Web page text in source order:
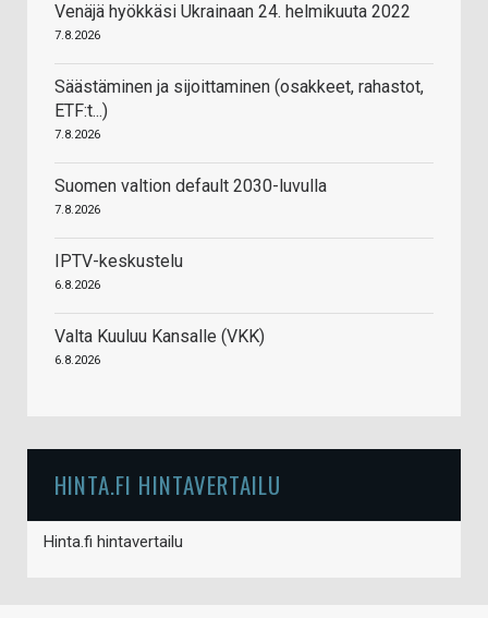
Venäjä hyökkäsi Ukrainaan 24. helmikuuta 2022
7.8.2026
Säästäminen ja sijoittaminen (osakkeet, rahastot,
ETF:t...)
7.8.2026
Suomen valtion default 2030-luvulla
7.8.2026
IPTV-keskustelu
6.8.2026
Valta Kuuluu Kansalle (VKK)
6.8.2026
HINTA.FI HINTAVERTAILU
Hinta.fi hintavertailu